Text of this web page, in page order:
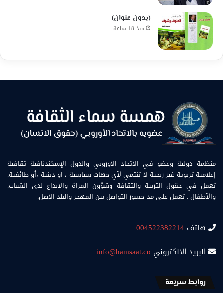
(بدون عنوان)
منذ 18 ساعة
منظمة دولية وعضو في الاتحاد الاوروبي والدول الإسكندنافية ثقافية
إعلامية تربوية غير ربحية لا تنتمي لأي جهات سياسية ، او دينية ،أو طائفية.
تعمل في حقول التربية والثقافة وشؤون المراة والابداع لدى الشباب.
والأطفال . تعمل على مد جسور التواصل بين المهجر والبلد الاصل.
هاتف 004522382214
البريد الالكتروني info@hamsaat.co
روابط سريعة